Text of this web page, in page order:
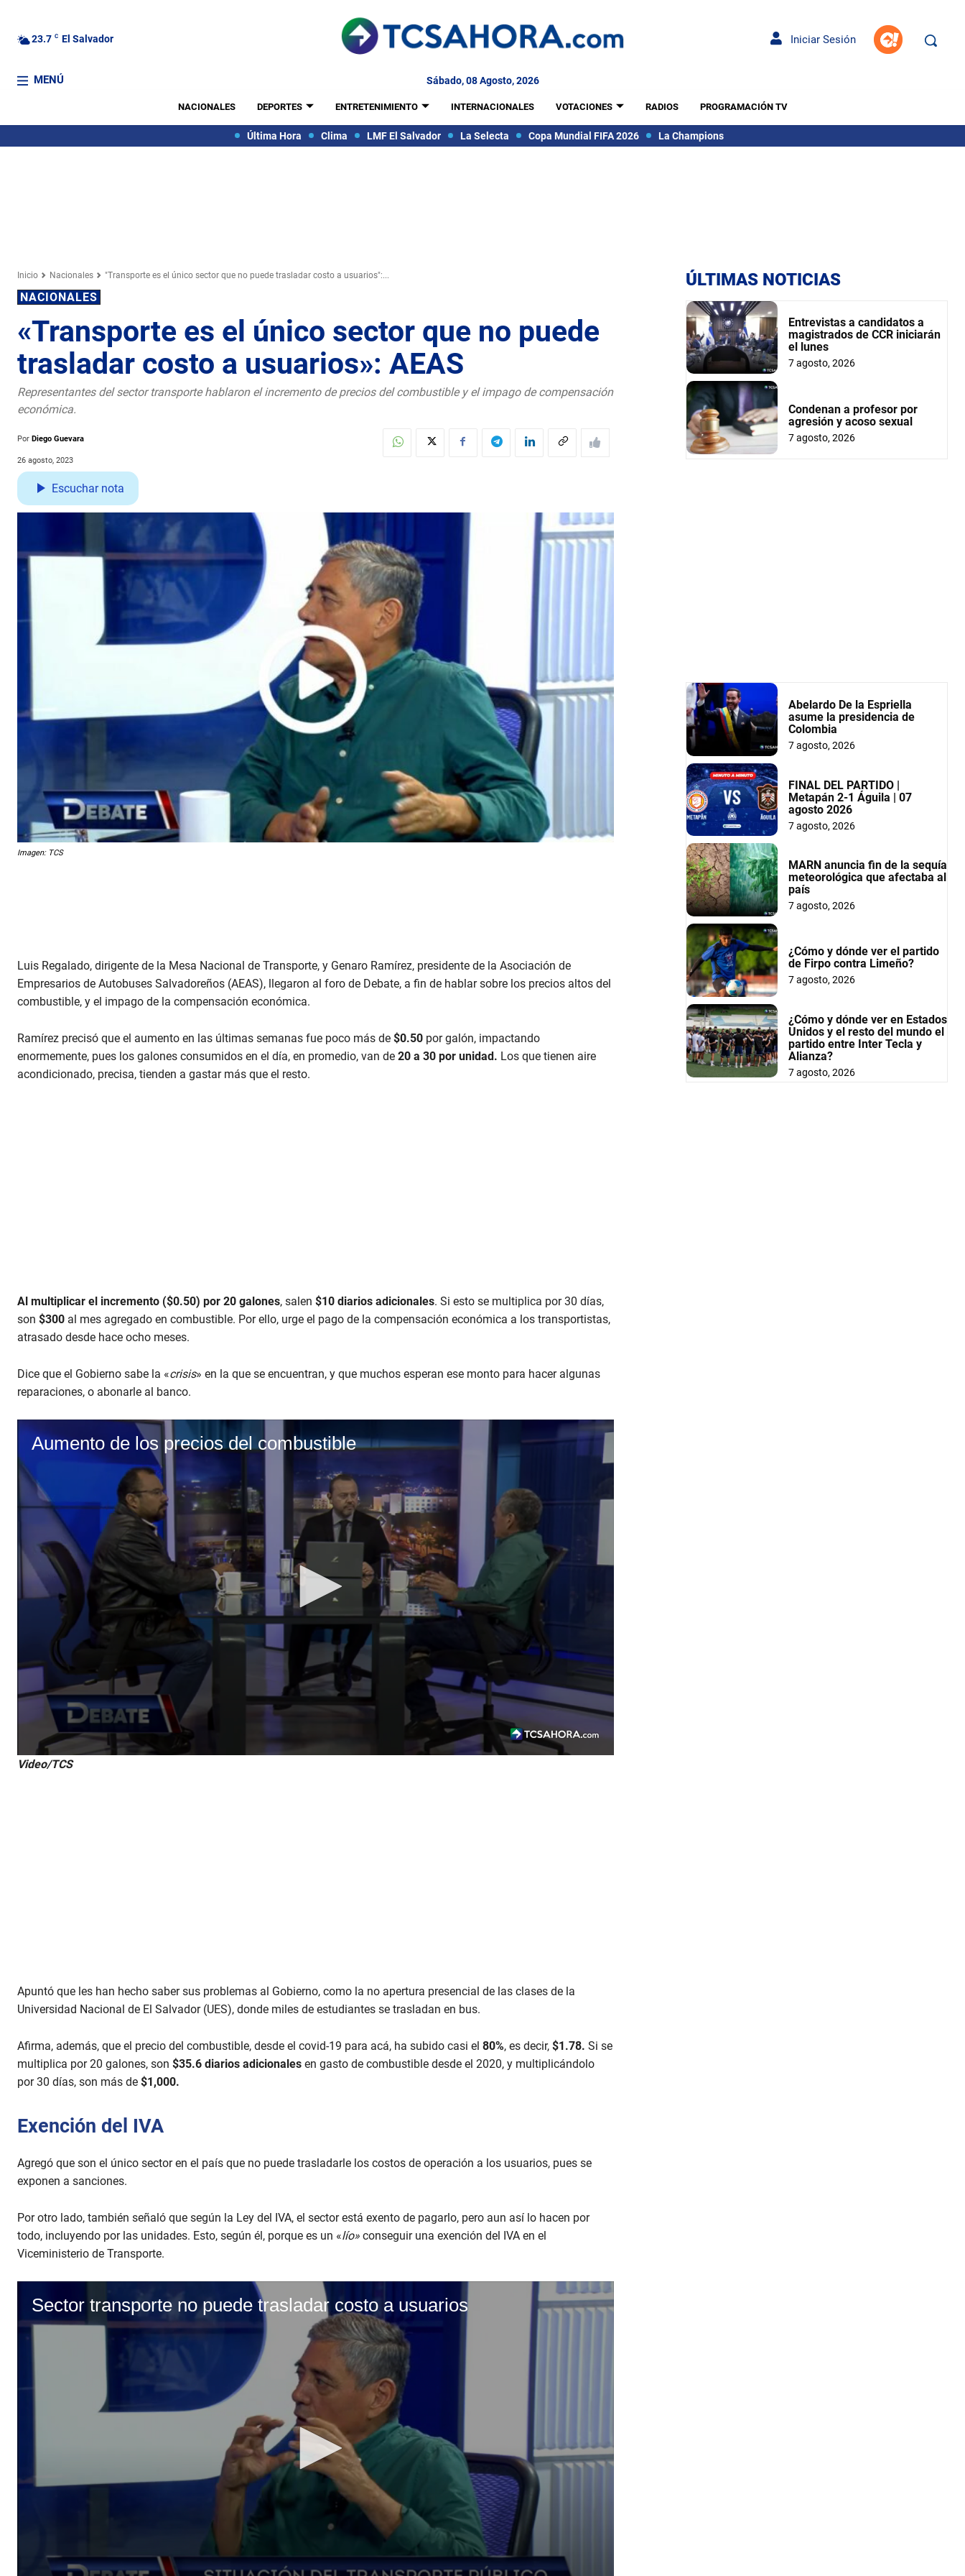
23.7 C El Salvador Iniciar Sesión
MENÚ Sábado, 08 Agosto, 2026
NACIONALES DEPORTES ENTRETENIMIENTO INTERNACIONALES VOTACIONES RADIOS PROGRAMACIÓN TV
Última Hora Clima LMF El Salvador La Selecta Copa Mundial FIFA 2026 La Champions
Inicio Nacionales "Transporte es el único sector que no puede trasladar costo a usuarios":...
NACIONALES
«Transporte es el único sector que no puede
trasladar costo a usuarios»: AEAS
Representantes del sector transporte hablaron el incremento de precios del combustible y el impago de compensación
económica.
Por Diego Guevara
26 agosto, 2023
Escuchar nota
Imagen: TCS
Luis Regalado, dirigente de la Mesa Nacional de Transporte, y Genaro Ramírez, presidente de la Asociación de
Empresarios de Autobuses Salvadoreños (AEAS), llegaron al foro de Debate, a fin de hablar sobre los precios altos del
combustible, y el impago de la compensación económica.
Ramírez precisó que el aumento en las últimas semanas fue poco más de $0.50 por galón, impactando
enormemente, pues los galones consumidos en el día, en promedio, van de 20 a 30 por unidad. Los que tienen aire
acondicionado, precisa, tienden a gastar más que el resto.
Al multiplicar el incremento ($0.50) por 20 galones, salen $10 diarios adicionales. Si esto se multiplica por 30 días,
son $300 al mes agregado en combustible. Por ello, urge el pago de la compensación económica a los transportistas,
atrasado desde hace ocho meses.
Dice que el Gobierno sabe la «crisis» en la que se encuentran, y que muchos esperan ese monto para hacer algunas
reparaciones, o abonarle al banco.
Video/TCS
Apuntó que les han hecho saber sus problemas al Gobierno, como la no apertura presencial de las clases de la
Universidad Nacional de El Salvador (UES), donde miles de estudiantes se trasladan en bus.
Afirma, además, que el precio del combustible, desde el covid-19 para acá, ha subido casi el 80%, es decir, $1.78. Si se
multiplica por 20 galones, son $35.6 diarios adicionales en gasto de combustible desde el 2020, y multiplicándolo
por 30 días, son más de $1,000.
Exención del IVA
Agregó que son el único sector en el país que no puede trasladarle los costos de operación a los usuarios, pues se
exponen a sanciones.
Por otro lado, también señaló que según la Ley del IVA, el sector está exento de pagarlo, pero aun así lo hacen por
todo, incluyendo por las unidades. Esto, según él, porque es un «lío» conseguir una exención del IVA en el
Viceministerio de Transporte.
ÚLTIMAS NOTICIAS
Entrevistas a candidatos a
magistrados de CCR iniciarán
el lunes
7 agosto, 2026
Condenan a profesor por
agresión y acoso sexual
7 agosto, 2026
Abelardo De la Espriella
asume la presidencia de
Colombia
7 agosto, 2026
FINAL DEL PARTIDO |
Metapán 2-1 Águila | 07
agosto 2026
7 agosto, 2026
MARN anuncia fin de la sequía
meteorológica que afectaba al
país
7 agosto, 2026
¿Cómo y dónde ver el partido
de Firpo contra Limeño?
7 agosto, 2026
¿Cómo y dónde ver en Estados
Unidos y el resto del mundo el
partido entre Inter Tecla y
Alianza?
7 agosto, 2026